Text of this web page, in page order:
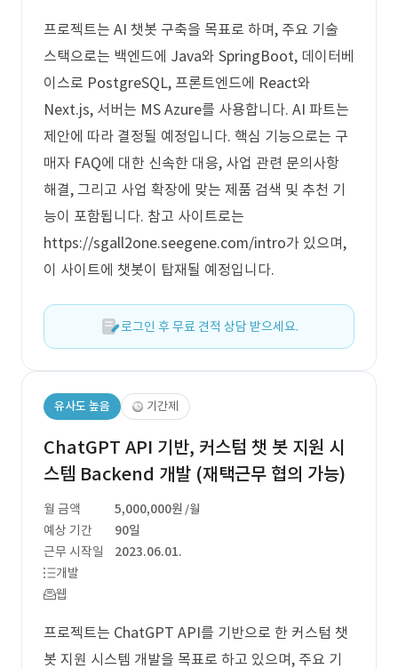
프로젝트는 AI 챗봇 구축을 목표로 하며, 주요 기술
스택으로는 백엔드에 Java와 SpringBoot, 데이터베
이스로 PostgreSQL, 프론트엔드에 React와
Next.js, 서버는 MS Azure를 사용합니다. AI 파트는
제안에 따라 결정될 예정입니다. 핵심 기능으로는 구
매자 FAQ에 대한 신속한 대응, 사업 관련 문의사항
해결, 그리고 사업 확장에 맞는 제품 검색 및 추천 기
능이 포함됩니다. 참고 사이트로는
https://sgall2one.seegene.com/intro가 있으며,
이 사이트에 챗봇이 탑재될 예정입니다.
로그인 후 무료 견적 상담 받으세요.
유사도 높음 기간제
ChatGPT API 기반, 커스텀 챗 봇 지원 시
스템 Backend 개발 (재택근무 협의 가능)
월 금액 5,000,000원 /월
예상 기간
90일
근무 시작일
2023.06.01.
개발
웹
프로젝트는 ChatGPT API를 기반으로 한 커스텀 챗
봇 지원 시스템 개발을 목표로 하고 있으며, 주요 기